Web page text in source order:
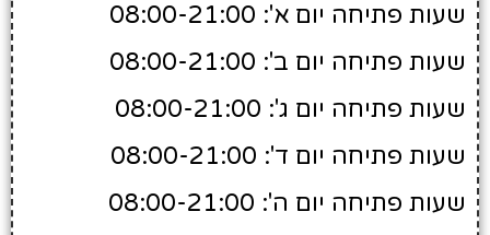
שעות פתיחה יום א': 08:00-21:00
שעות פתיחה יום ב': 08:00-21:00
שעות פתיחה יום ג': 08:00-21:00
שעות פתיחה יום ד': 08:00-21:00
שעות פתיחה יום ה': 08:00-21:00